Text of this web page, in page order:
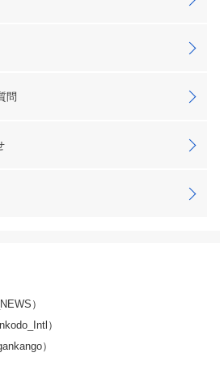
問
）
）
）